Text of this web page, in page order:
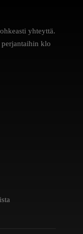
yhteyttä.
perjantaihin klo